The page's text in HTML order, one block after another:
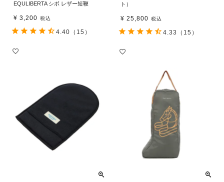
EQULIBERTA シボ レザー短鞭
¥ 3,200 税込
4.40 （15）
ト）
¥ 25,800 税込
4.33 （15）